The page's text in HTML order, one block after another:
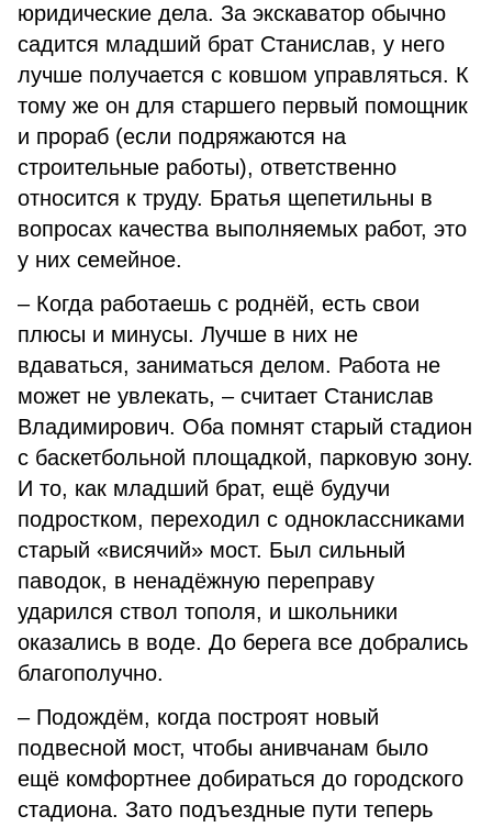
юридические дела. За экскаватор обычно
садится младший брат Станислав, у него
лучше получается с ковшом управляться. К
тому же он для старшего первый помощник
и прораб (если подряжаются на
строительные работы), ответственно
относится к труду. Братья щепетильны в
вопросах качества выполняемых работ, это
у них семейное.
– Когда работаешь с роднёй, есть свои
плюсы и минусы. Лучше в них не
вдаваться, заниматься делом. Работа не
может не увлекать, – считает Станислав
Владимирович. Оба помнят старый стадион
с баскетбольной площадкой, парковую зону.
И то, как младший брат, ещё будучи
подростком, переходил с одноклассниками
старый «висячий» мост. Был сильный
паводок, в ненадёжную переправу
ударился ствол тополя, и школьники
оказались в воде. До берега все добрались
благополучно.
– Подождём, когда построят новый
подвесной мост, чтобы анивчанам было
ещё комфортнее добираться до городского
стадиона. Зато подъездные пути теперь